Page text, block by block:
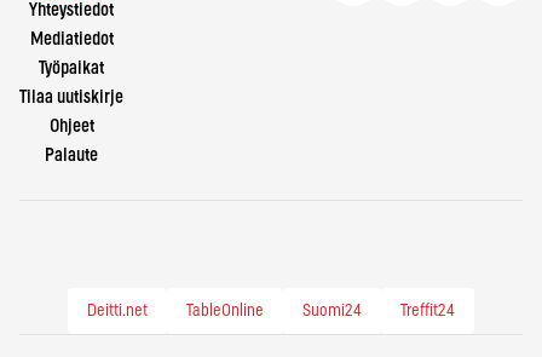
Yhteystiedot
Mediatiedot
Työpaikat
Tilaa uutiskirje
Ohjeet
Palaute
Deitti.net TableOnline Suomi24 Treffit24